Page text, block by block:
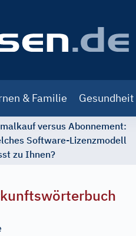
& Familie Gesundheit
versus Abonnement:
Software-Lizenzmodell
zu Ihnen?